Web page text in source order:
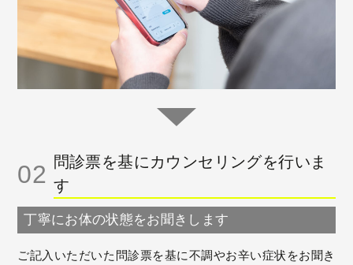
02 問診票を基にカウンセリングを行いま
す
丁寧にお体の状態をお聞きします
ご記入いただいた問診票を基に不調やお辛い症状をお聞き